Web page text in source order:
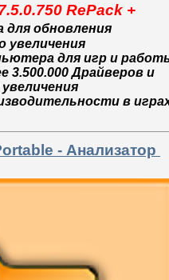
RePack +
обновления
увеличения
для игр и
3.500.000 Драйверов и
в